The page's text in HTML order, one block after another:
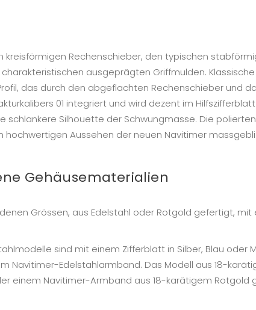
kreisförmigen Rechenschieber, den typischen
ausgeprägten Griffmulden.
das durch den abgeflachten Rechenschieber und
01 integriert und wird dezent im
schlankere Silhouette der Schwungmasse. Die
hochwertigen Aussehen der neuen Navitimer
Gehäusematerialien
Grössen, aus Edelstahl oder Rotgold gefertigt,
sind mit einem Zifferblatt in Silber, Blau
Navitimer-Edelstahlarmband. Das Modell aus 18-
einem Navitimer-Armband aus 18-karätigem Rotgold